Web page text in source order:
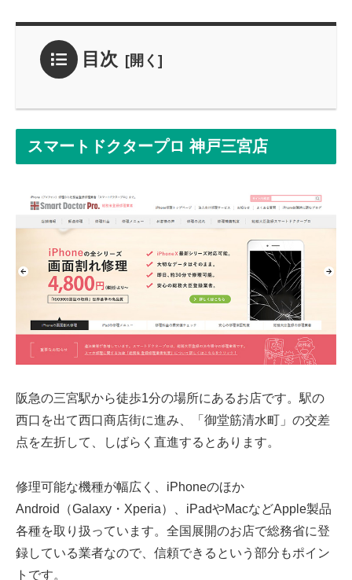
目次
スマートドクタープロ 神戸三宮店
阪急の三宮駅から徒歩1分の場所にあるお店です。駅の
西口を出て西口商店街に進み、「御堂筋清水町」の交差
点を左折して、しばらく直進するとあります。
修理可能な機種が幅広く、iPhoneのほか
Android（Galaxy・Xperia）、iPadやMacなどApple製品
各種を取り扱っています。全国展開のお店で総務省に登
録している業者なので、信頼できるという部分もポイン
トです。